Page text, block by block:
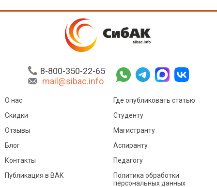
8-800-350-22-65
mail@sibac.info
О нас
Скидки
Отзывы
Блог
Контакты
Где опубликовать статью
Студенту
Магистранту
Аспиранту
Педагогу
Публикация в ВАК
Политика обработки
персональных данных